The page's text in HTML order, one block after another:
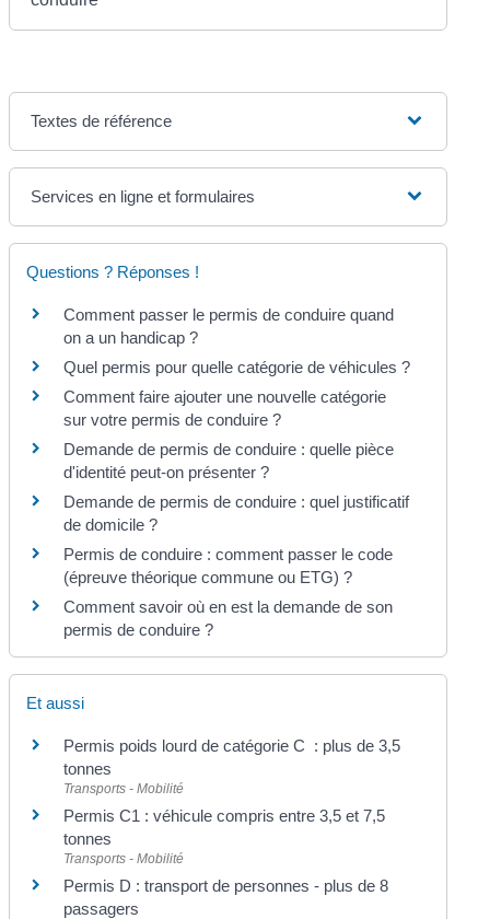
Textes de référence
Services en ligne et formulaires
Questions ? Réponses !
Comment passer le permis de conduire quand
on a un handicap ?
Quel permis pour quelle catégorie de véhicules ?
Comment faire ajouter une nouvelle catégorie
sur votre permis de conduire ?
Demande de permis de conduire : quelle pièce
d'identité peut-on présenter ?
Demande de permis de conduire : quel justificatif
de domicile ?
Permis de conduire : comment passer le code
(épreuve théorique commune ou ETG) ?
Comment savoir où en est la demande de son
permis de conduire ?
Et aussi
Permis poids lourd de catégorie C : plus de 3,5
tonnes
Transports - Mobilité
Permis C1 : véhicule compris entre 3,5 et 7,5
tonnes
Transports - Mobilité
Permis D : transport de personnes - plus de 8
passagers